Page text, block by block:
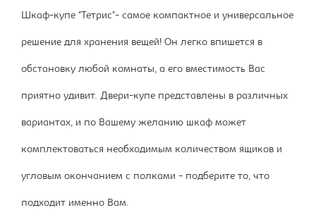
Шкаф-купе "Тетрис"- самое компактное и универсальное
решение для хранения вещей! Он легко впишется в
обстановку любой комнаты, а его вместимость Вас
приятно удивит. Двери-купе представлены в различных
вариантах, и по Вашему желанию шкаф может
комплектоваться необходимым количеством ящиков и
угловым окончанием с полками - подберите то, что
подходит именно Вам.